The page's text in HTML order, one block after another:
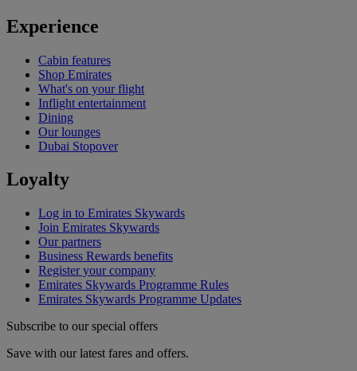
Experience
Cabin features
Shop Emirates
What's on your flight
Inflight entertainment
Dining
Our lounges
Dubai Stopover
Loyalty
Log in to Emirates Skywards
Join Emirates Skywards
Our partners
Business Rewards benefits
Register your company
Emirates Skywards Programme Rules
Emirates Skywards Programme Updates
Subscribe to our special offers
Save with our latest fares and offers.